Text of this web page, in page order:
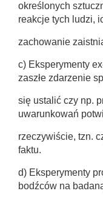
określonych
reakcje tych ludzi,
zachowanie
c) Eksperymenty
zaszłe zdarzenie
się ustalić czy np.
uwarunkowań
rzeczywiście, tzn.
faktu.
d) Eksperymenty
bodźców na